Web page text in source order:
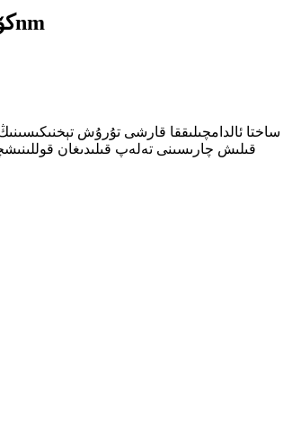
ئۇلترا بىنەپشە نۇر فلۇئورېسسېنسىيىسى 254nm قىزىل يېشىل سېرىق كۆك UV كۆرۈنمەيدىغان پىگمېنت 365nm
قىلىش چارىسىنى تەلەپ قىلىدىغان